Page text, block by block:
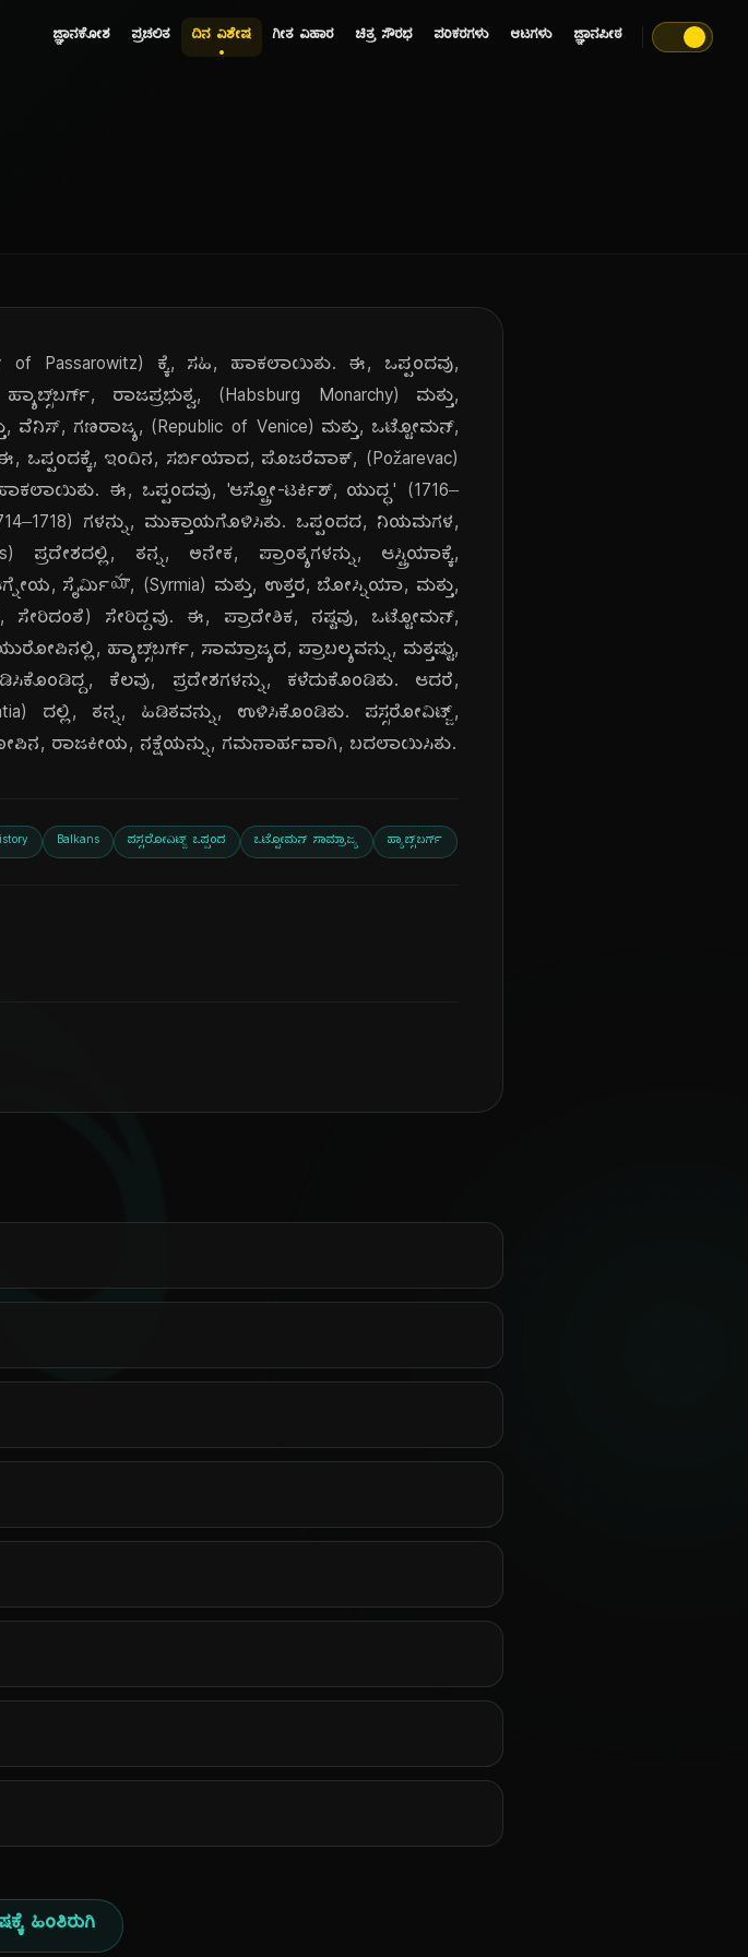
ಜ್ಞಾನಕೋಶ ಪ್ರಚಲಿತ ದಿನ ವಿಶೇಷ ಗೀತ ವಿಹಾರ ಚಿತ್ರ ಸೌರಭ ಪರಿಕರಗಳು ಆಟಗಳು ಜ್ಞಾನಪೀಠ
of Passarowitz) ಕ್ಕೆ, ಸಹಿ, ಹಾಕಲಾಯಿತು. ಈ, ಒಪ್ಪಂದವು,
ರಾಜಪ್ರಭುತ್ವ, (Habsburg Monarchy) ಮತ್ತು,
ವೆನಿಸ್, ಗಣರಾಜ್ಯ, (Republic of Venice) ಮತ್ತು, ಒಟ್ಟೋಮನ್,
ಒಪ್ಪಂದಕ್ಕೆ, ಇಂದಿನ, ಸರ್ಬಿಯಾದ, ಪೊಜರೆವಾಕ್, (Požarevac)
ಈ, ಒಪ್ಪಂದವು, 'ಆಸ್ಟ್ರೋ-ಟರ್ಕಿಶ್, ಯುದ್ಧ' (1716–
ಗಳನ್ನು, ಮುಕ್ತಾಯಗೊಳಿಸಿತು. ಒಪ್ಪಂದದ, ನಿಯಮಗಳ,
ತನ್ನ, ಅನೇಕ, ಪ್ರಾಂತ್ಯಗಳನ್ನು, ಆಸ್ಟ್ರಿಯಾಕ್ಕೆ,
ಸೈರ್ಮಿయా, (Syrmia) ಮತ್ತು, ಉತ್ತರ, ಬೋಸ್ನಿಯಾ, ಮತ್ತು,
ಸೇರಿದ್ದವು. ಈ, ಪ್ರಾದೇಶಿಕ, ನಷ್ಟವು, ಒಟ್ಟೋಮನ್,
ಹ್ಯಾಬ್ಸ್‌ಬರ್ಗ್, ಸಾಮ್ರಾಜ್ಯದ, ಪ್ರಾಬಲ್ಯವನ್ನು, ಮತ್ತಷ್ಟು,
ಕೆಲವು, ಪ್ರದೇಶಗಳನ್ನು, ಕಳೆದುಕೊಂಡಿತು. ಆದರೆ,
ದಲ್ಲಿ, ತನ್ನ, ಹಿಡಿತವನ್ನು, ಉಳಿಸಿಕೊಂಡಿತು. ಪಸ್ಸರೋವಿಟ್ಜ್,
ರಾಜಕೀಯ, ನಕ್ಷೆಯನ್ನು, ಗಮನಾರ್ಹವಾಗಿ, ಬದಲಾಯಿಸಿತು.
Balkans ಪಸ್ಸರೋವಿಟ್ಜ್ ಒಪ್ಪಂದ ಒಟ್ಟೋಮನ್ ಸಾಮ್ರಾಜ್ಯ ಹ್ಯಾಬ್ಸ್‌ಬರ್ಗ್
ಹಿಂತಿರುಗಿ